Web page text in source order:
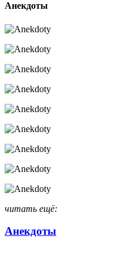
Анекдоты
читать ещё:
Анекдоты